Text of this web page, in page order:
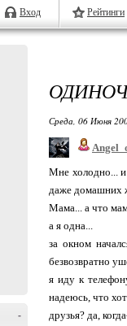
Вход Рейтинги
-
Среда, 06 Июня
Мне холодно... и
даже домашних
Мама... а что
а я одна...
за окном
безвозвратно
я иду к
надеюсь, что
друзья? да,